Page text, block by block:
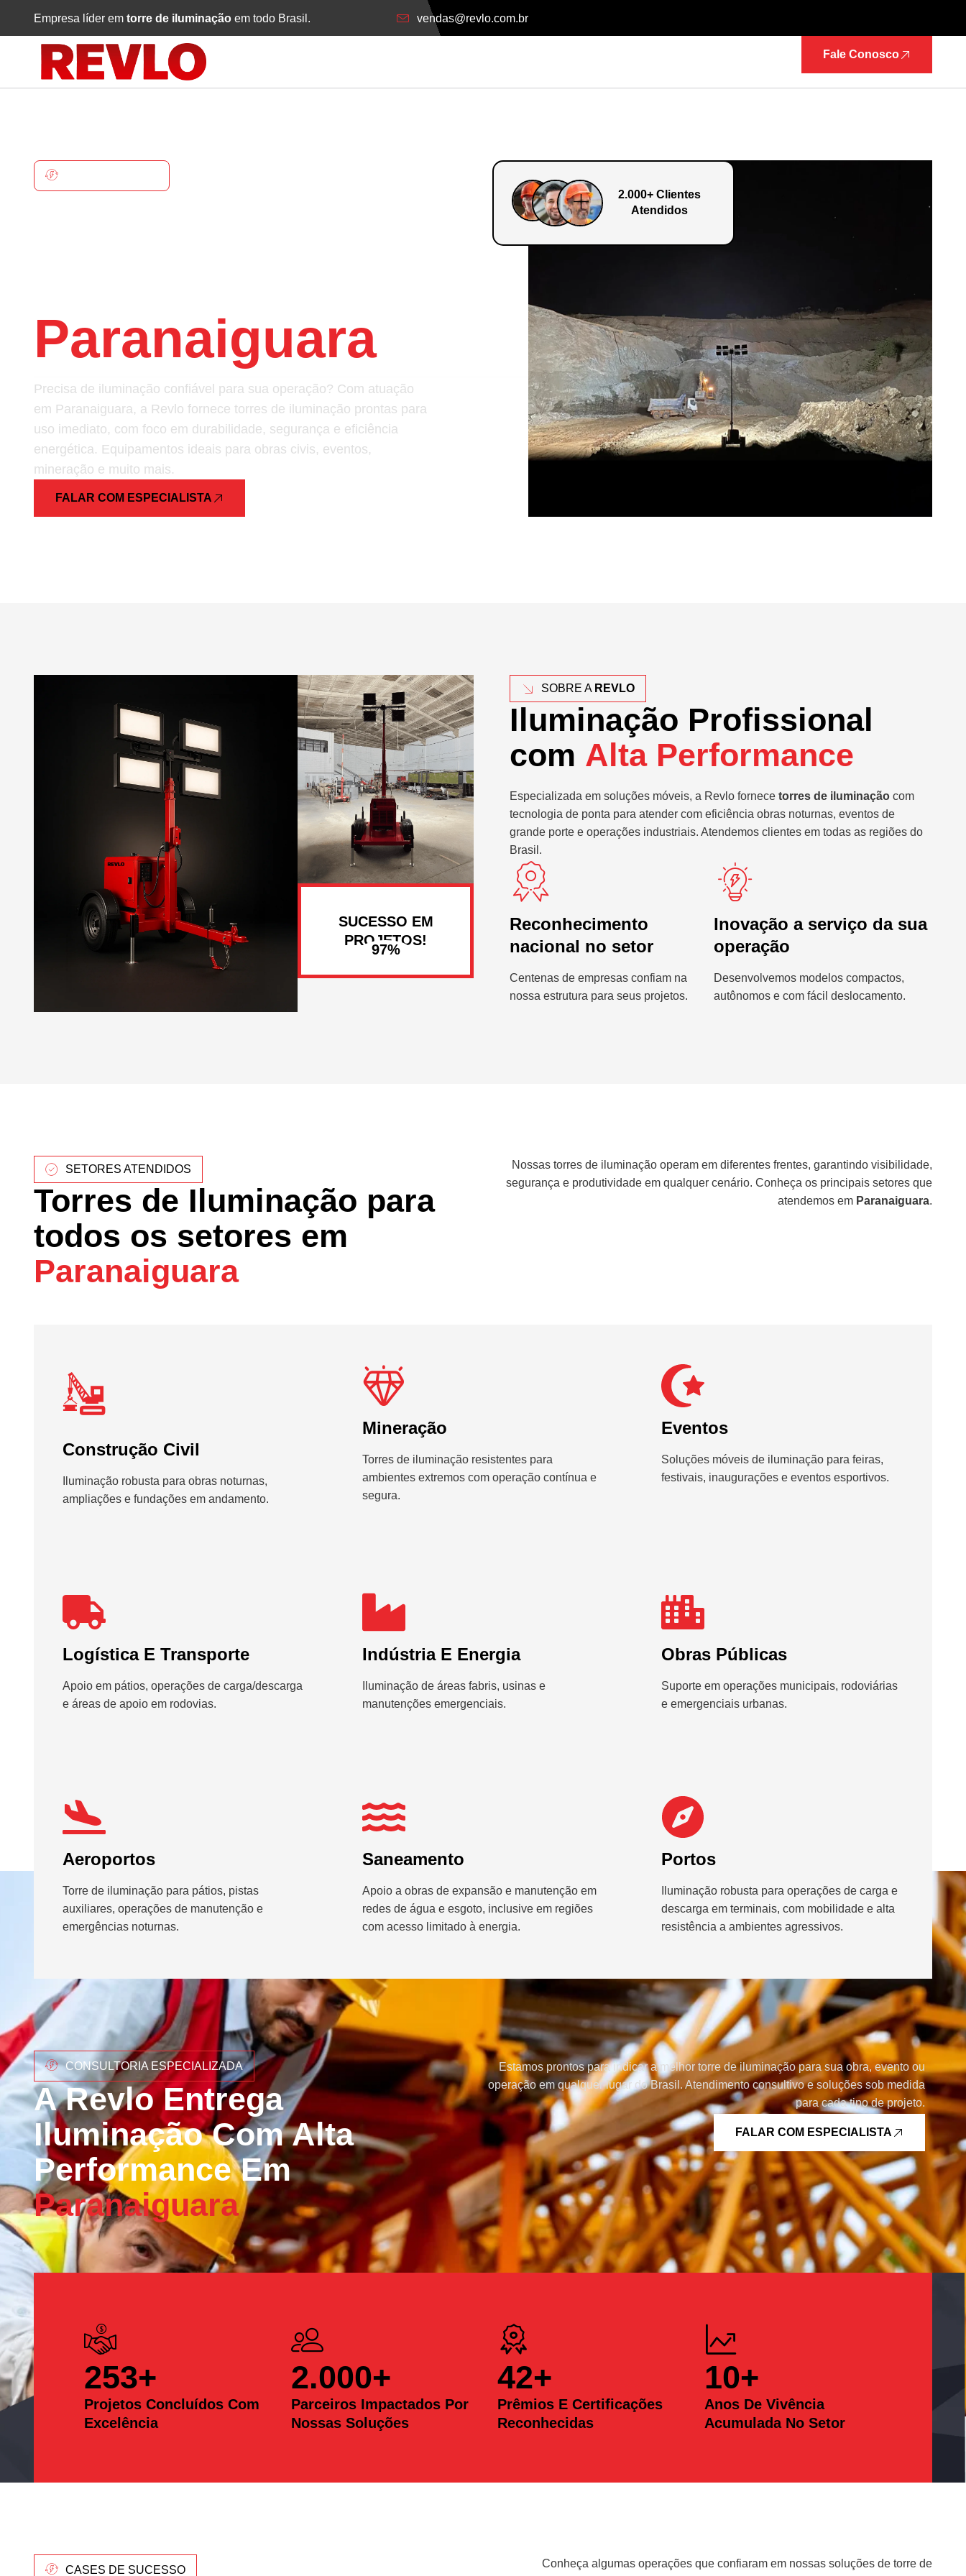
Empresa líder em torre de iluminação em todo Brasil. vendas@revlo.com.br
Fale Conosco
Paranaiguara
Precisa de iluminação confiável para sua operação? Com atuação
em Paranaiguara, a Revlo fornece torres de iluminação prontas para
uso imediato, com foco em durabilidade, segurança e eficiência
energética. Equipamentos ideais para obras civis, eventos,
mineração e muito mais.
FALAR COM ESPECIALISTA
2.000+ Clientes
Atendidos
SUCESSO EM
PROJETOS!
SOBRE A REVLO
Iluminação Profissional
com Alta Performance
Especializada em soluções móveis, a Revlo fornece torres de iluminação com
tecnologia de ponta para atender com eficiência obras noturnas, eventos de
grande porte e operações industriais. Atendemos clientes em todas as regiões do
Brasil.
Reconhecimento
nacional no setor
Centenas de empresas confiam na
nossa estrutura para seus projetos.
Inovação a serviço da sua
operação
Desenvolvemos modelos compactos,
autônomos e com fácil deslocamento.
SETORES ATENDIDOS
Torres de Iluminação para
todos os setores em
Paranaiguara
Nossas torres de iluminação operam em diferentes frentes, garantindo visibilidade,
segurança e produtividade em qualquer cenário. Conheça os principais setores que
atendemos em Paranaiguara.
Construção Civil
Iluminação robusta para obras noturnas,
ampliações e fundações em andamento.
Mineração
Torres de iluminação resistentes para
ambientes extremos com operação contínua e
segura.
Eventos
Soluções móveis de iluminação para feiras,
festivais, inaugurações e eventos esportivos.
Logística E Transporte
Apoio em pátios, operações de carga/descarga
e áreas de apoio em rodovias.
Indústria E Energia
Iluminação de áreas fabris, usinas e
manutenções emergenciais.
Obras Públicas
Suporte em operações municipais, rodoviárias
e emergenciais urbanas.
Aeroportos
Torre de iluminação para pátios, pistas
auxiliares, operações de manutenção e
emergências noturnas.
Saneamento
Apoio a obras de expansão e manutenção em
redes de água e esgoto, inclusive em regiões
com acesso limitado à energia.
Portos
Iluminação robusta para operações de carga e
descarga em terminais, com mobilidade e alta
resistência a ambientes agressivos.
CONSULTORIA ESPECIALIZADA
A Revlo Entrega
Iluminação Com Alta
Performance Em
Paranaiguara
Estamos prontos para indicar a melhor torre de iluminação para sua obra, evento ou
operação em qualquer lugar do Brasil. Atendimento consultivo e soluções sob medida
para cada tipo de projeto.
FALAR COM ESPECIALISTA
Projetos Concluídos Com
Excelência
253+
Parceiros Impactados Por
Nossas Soluções
2.000+
Prêmios E Certificações
Reconhecidas
42+
Anos De Vivência
Acumulada No Setor
10+
CASES DE SUCESSO
Conheça algumas operações que confiaram em nossas soluções de torre de